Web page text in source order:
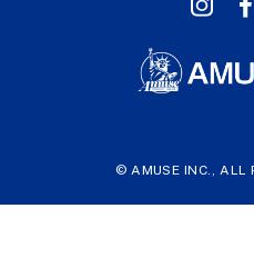
© AMUSE INC., ALL